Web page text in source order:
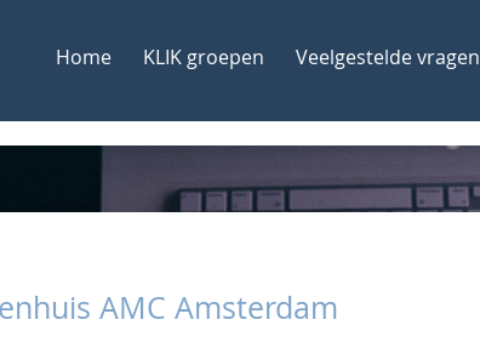
Home KLIK groepen Veelgestelde vragen
AMC Amsterdam